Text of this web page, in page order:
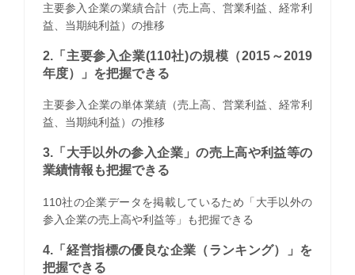
主要参入企業の業績合計（売上高、営業利益、経常利
益、当期純利益）の推移
2.「主要参入企業(110社)の規模（2015～2019
年度）」を把握できる
主要参入企業の単体業績（売上高、営業利益、経常利
益、当期純利益）の推移
3.「大手以外の参入企業」の売上高や利益等の
業績情報も把握できる
110社の企業データを掲載しているため「大手以外の
参入企業の売上高や利益等」も把握できる
4.「経営指標の優良な企業（ランキング）」を
把握できる